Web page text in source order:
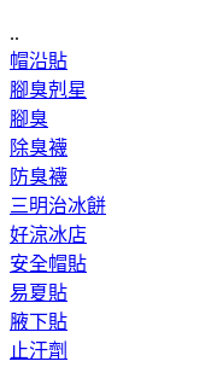
..
帽沿貼
腳臭剋星
腳臭
除臭襪
防臭襪
三明治冰餅
好涼冰店
安全帽貼
易夏貼
腋下貼
止汗劑